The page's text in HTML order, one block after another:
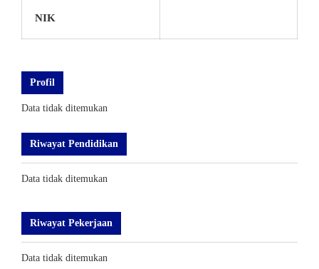
NIK
Profil
Data tidak ditemukan
Riwayat Pendidikan
Data tidak ditemukan
Riwayat Pekerjaan
Data tidak ditemukan